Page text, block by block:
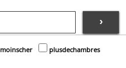
›
moinscher plusdechambres